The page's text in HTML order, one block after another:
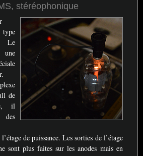
, stéréophonique
type
Le
une
de
il
de puissance. Les sorties de l’étage
sont plus faites sur les anodes mais en